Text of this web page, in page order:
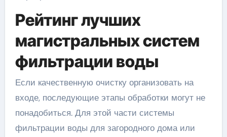
Рейтинг лучших
магистральных систем
фильтрации воды
Если качественную очистку организовать на
входе, последующие этапы обработки могут не
понадобиться. Для этой части системы
фильтрации воды для загородного дома или